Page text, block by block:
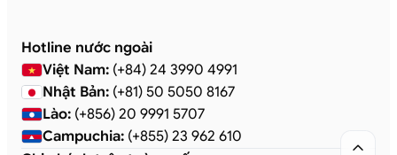
Hotline nước ngoài
Việt Nam: (+84) 24 3990 4991
Nhật Bản: (+81) 50 5050 8167
Lào: (+856) 20 9991 5707
Campuchia: (+855) 23 962 610
